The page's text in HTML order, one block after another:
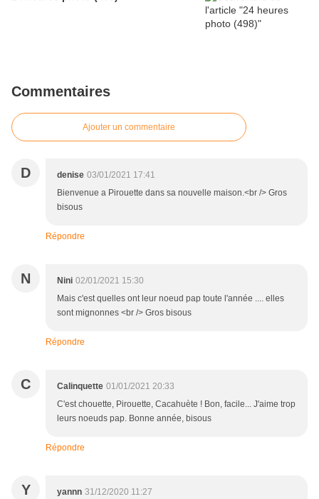
Commentaires
Ajouter un commentaire
D denise 03/01/2021 17:41
Bienvenue a Pirouette dans sa nouvelle maison.<br /> Gros
bisous
Répondre
N Nini 02/01/2021 15:30
Mais c'est quelles ont leur noeud pap toute l'année .... elles
sont mignonnes <br /> Gros bisous
Répondre
C Calinquette 01/01/2021 20:33
C'est chouette, Pirouette, Cacahuète ! Bon, facile... J'aime trop
leurs noeuds pap. Bonne année, bisous
Répondre
Y yannn 31/12/2020 11:27